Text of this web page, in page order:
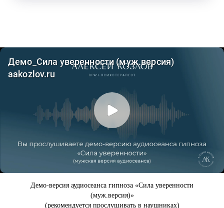
Демо-версия аудиосеанса гипноза «Сила уверенности
(муж.версия)»
(рекомендуется прослушивать в наушниках)